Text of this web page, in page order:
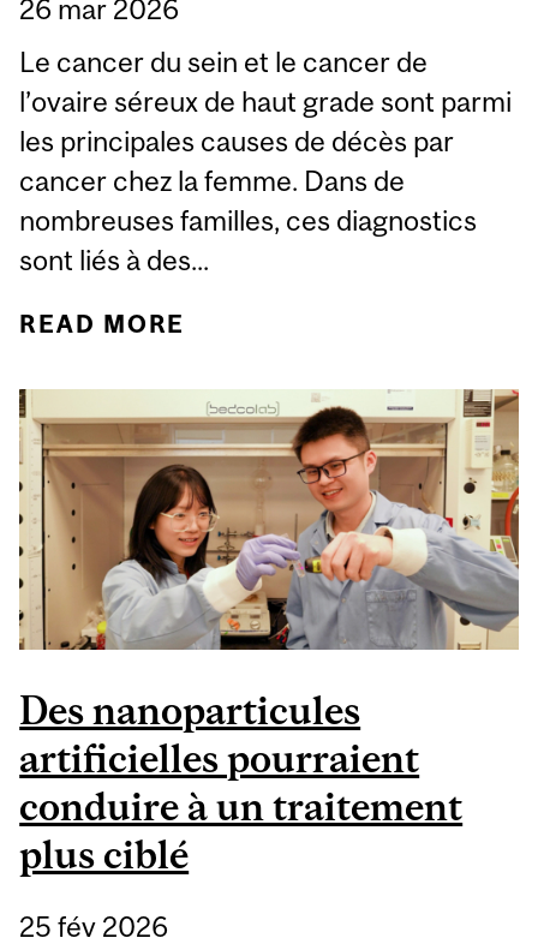
26 mar 2026
Le cancer du sein et le cancer de
l’ovaire séreux de haut grade sont parmi
les principales causes de décès par
cancer chez la femme. Dans de
nombreuses familles, ces diagnostics
sont liés à des...
READ MORE
NOUVEAUX
CHERCHEURS TERRY
FOX 2026
Des nanoparticules
artificielles pourraient
conduire à un traitement
plus ciblé
25 fév 2026